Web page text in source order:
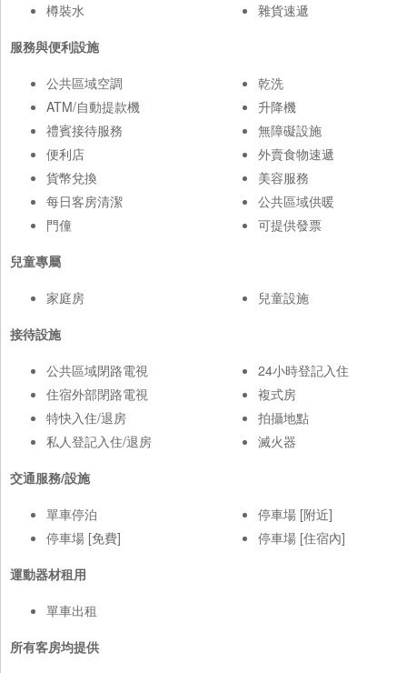
樽裝水
雜貨速遞
服務與便利設施
公共區域空調
ATM/自動提款機
禮賓接待服務
便利店
貨幣兌換
每日客房清潔
門僮
乾洗
升降機
無障礙設施
外賣食物速遞
美容服務
公共區域供暖
可提供發票
兒童專屬
家庭房
兒童設施
接待設施
公共區域閉路電視
住宿外部閉路電視
特快入住/退房
私人登記入住/退房
24小時登記入住
複式房
拍攝地點
滅火器
交通服務/設施
單車停泊
停車場 [免費]
停車場 [附近]
停車場 [住宿內]
運動器材租用
單車出租
所有客房均提供